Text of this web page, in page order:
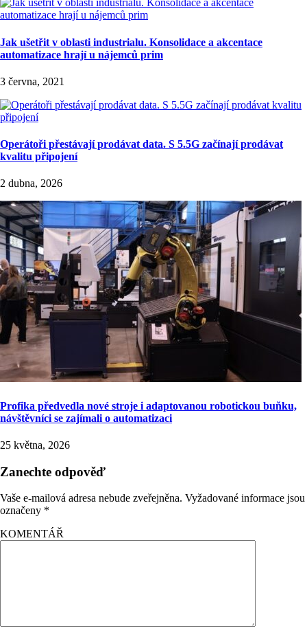
Jak ušetřit v oblasti industrialu. Konsolidace a akcentace
automatizace hrají u nájemců prim
3 června, 2021
Operátoři přestávají prodávat data. S 5.5G začínají prodávat
kvalitu připojení
2 dubna, 2026
Profika předvedla nové stroje i adaptovanou robotickou buňku,
návštěvníci se zajímali o automatizaci
25 května, 2026
Zanechte odpověď
Vaše e-mailová adresa nebude zveřejněna. Vyžadované informace jsou
označeny *
KOMENTÁŘ